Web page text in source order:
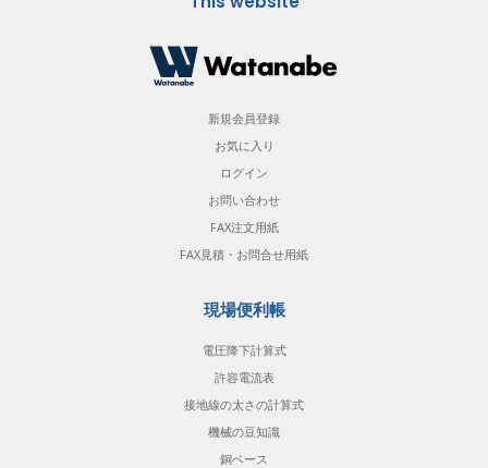
新規会員登録
お気に入り
ログイン
お問い合わせ
FAX注文用紙
FAX見積・お問合せ用紙
現場便利帳
電圧降下計算式
許容電流表
接地線の太さの計算式
機械の豆知識
銅ベース